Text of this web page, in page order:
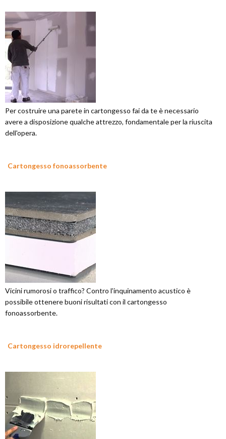
Per costruire una parete in cartongesso fai da te è necessario
avere a disposizione qualche attrezzo, fondamentale per la riuscita
dell'opera.
Cartongesso fonoassorbente
Vicini rumorosi o traffico? Contro l'inquinamento acustico è
possibile ottenere buoni risultati con il cartongesso
fonoassorbente.
Cartongesso idrorepellente